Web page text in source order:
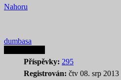
Nahoru
dumbasa
Příspěvky: 295
Registrován: čtv 08. srp